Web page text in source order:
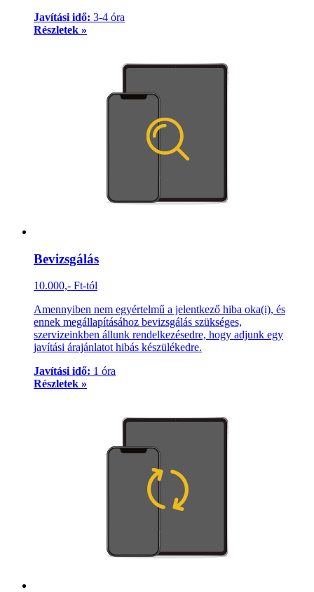
Javítási idő: 3-4 óra
Részletek »
Bevizsgálás
10.000,- Ft-tól
Amennyiben nem egyértelmű a jelentkező hiba oka(i), és
ennek megállapításához bevizsgálás szükséges,
szervizeinkben állunk rendelkezésedre, hogy adjunk egy
javítási árajánlatot hibás készülékedre.
Javítási idő: 1 óra
Részletek »